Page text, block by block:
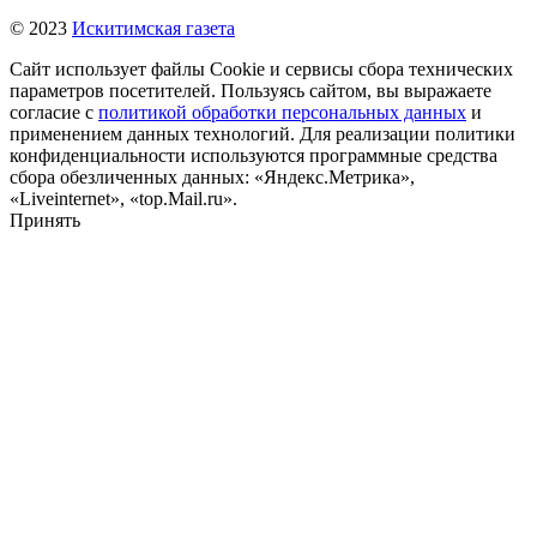
© 2023 Искитимская газета
Сайт использует файлы Cookie и сервисы сбора технических
параметров посетителей. Пользуясь сайтом, вы выражаете
согласие с политикой обработки персональных данных и
применением данных технологий. Для реализации политики
конфиденциальности используются программные средства
сбора обезличенных данных: «Яндекс.Метрика»,
«Liveinternet», «top.Mail.ru».
Принять